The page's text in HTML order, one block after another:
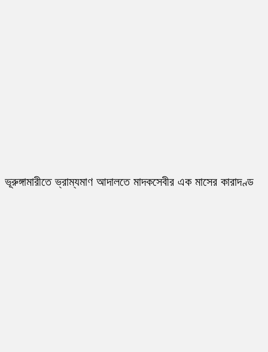
ভূরুঙ্গামারীতে ভ্রাম্যমাণ আদালতে মাদকসেবীর এক মাসের কারাদণ্ড